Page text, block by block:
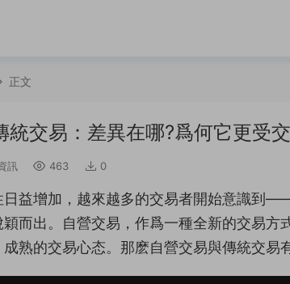
正文
統交易：差異在哪?爲何它更受
訊 463 0
日益增加，越來越多的交易者開始意識到
而出。自營交易，作爲一種全新的交易方
熟的交易心态。那麽自營交易與傳統交易